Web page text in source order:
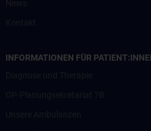
INFORMATIONEN FÜR